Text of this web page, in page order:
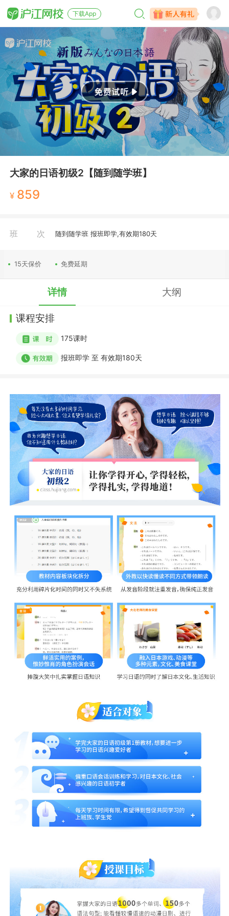
下载App
大家的日语初级2【随到随学班】
¥ 859
班次 随到随学班 报班即学,有效期180天
15天保价 免费延期
详情 大纲
课程安排
175课时
报班即学至 有效期180天